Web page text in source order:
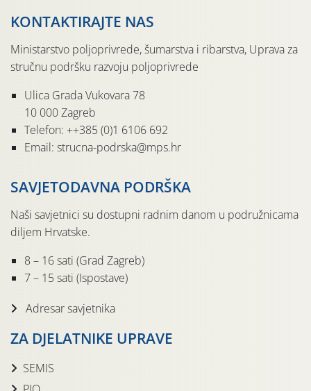
KONTAKTIRAJTE NAS
Ministarstvo poljoprivrede, šumarstva i ribarstva, Uprava za
stručnu podršku razvoju poljoprivrede
Ulica Grada Vukovara 78
10 000 Zagreb
Telefon: ++385 (0)1 6106 692
Email: strucna-podrska@mps.hr
SAVJETODAVNA PODRŠKA
Naši savjetnici su dostupni radnim danom u podružnicama
diljem Hrvatske.
8 – 16 sati (Grad Zagreb)
7 – 15 sati (Ispostave)
Adresar savjetnika
ZA DJELATNIKE UPRAVE
SEMIS